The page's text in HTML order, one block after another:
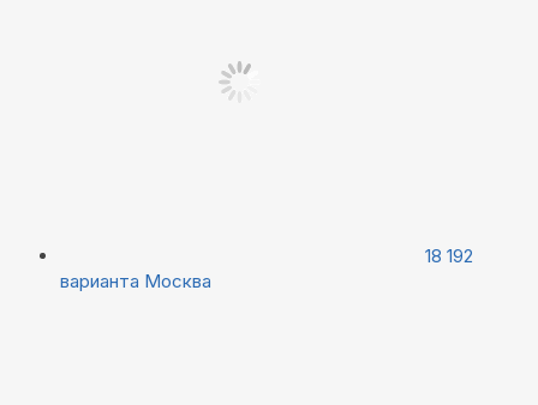
18 192
варианта Москва